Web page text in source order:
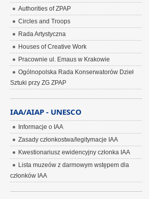
Authorities of ZPAP
Circles and Troops
Rada Artystyczna
Houses of Creative Work
Pracownie ul. Emaus w Krakowie
Ogólnopolska Rada Konserwatorów Dzieł
Sztuki przy ZG ZPAP
IAA/AIAP - UNESCO
Informacje o IAA
Zasady członkostwa/legitymacje IAA
Kwestionariusz ewidencyjny członka IAA
Lista muzeów z darmowym wstępem dla
członków IAA